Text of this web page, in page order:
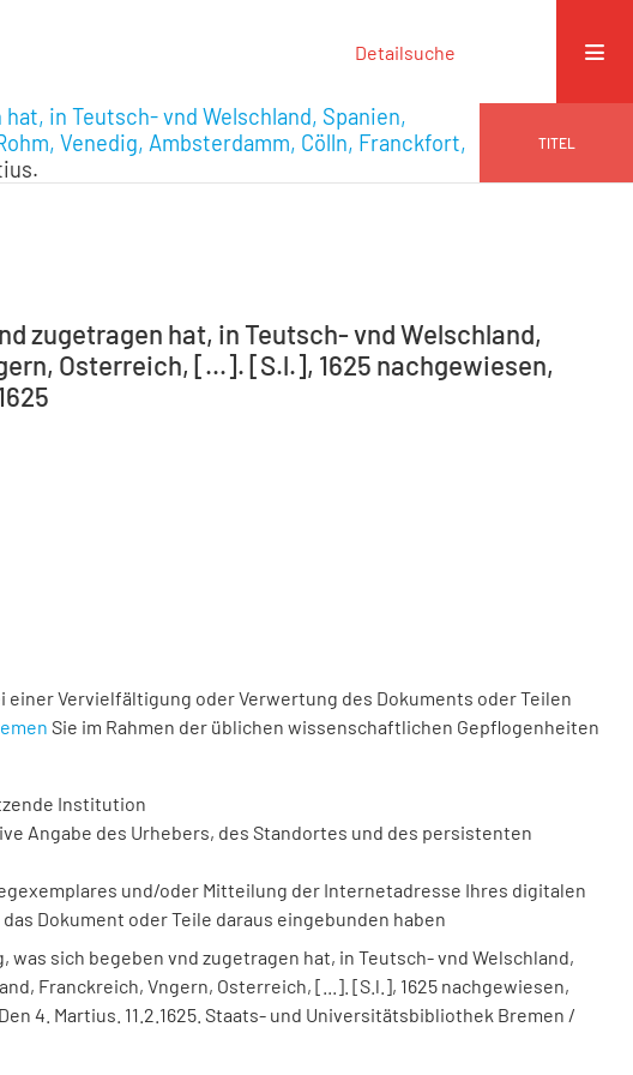
Detailsuche
in Teutsch- vnd Welschland, Spanien,
Venedig, Ambsterdamm, Cölln, Franckfort,
TITEL
zugetragen hat, in Teutsch- vnd Welschland,
Osterreich, [...]. [S.l.], 1625 nachgewiesen,
einer Vervielfältigung oder Verwertung des Dokuments oder Teilen
Sie im Rahmen der üblichen wissenschaftlichen Gepflogenheiten
Institution
Angabe des Urhebers, des Standortes und des persistenten
und/oder Mitteilung der Internetadresse Ihres digitalen
Dokument oder Teile daraus eingebunden haben
was sich begeben vnd zugetragen hat, in Teutsch- vnd Welschland,
Franckreich, Vngern, Osterreich, [...]. [S.l.], 1625 nachgewiesen,
Den 4. Martius. 11.2.1625. Staats- und Universitätsbibliothek Bremen /